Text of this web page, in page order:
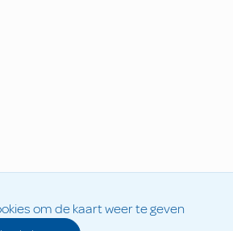
om de kaart weer te geven